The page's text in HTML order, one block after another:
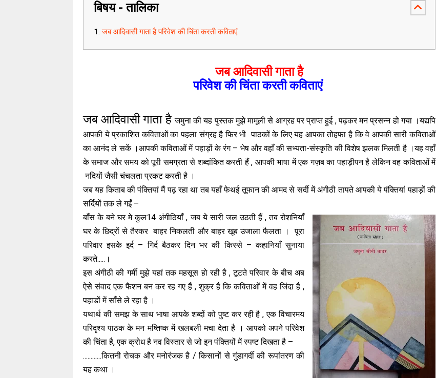
बिषय - तालिका
जब आदिवासी गाता है परिवेश की चिंता करती कविताएं
जब आदिवासी गाता है
परिवेश की चिंता करती कविताएं
जब आदिवासी गाता हैजमुना की यह पुस्तक मुझे मामूली से आग्रह पर प्राप्त हुई , पढ़कर मन प्रसन्न हो गया ।यद्यपि
आपकी ये प्रकाशित कविताओं का पहला संग्रह है फिर भी पाठकों के लिए यह आपका तोहफा है कि वे आपकी सारी कविताओं
का आनंद ले सकें ।आपकी कविताओं में पहाड़ों के रंग – भेष और वहाँ की सभ्यता-संस्कृति की विशेष झलक मिलती है ।यह वहाँ
के समाज और समय को पूरी समग्रता से शब्दांकित करती हैं , आपकी भाषा में एक गज़ब का पहाड़ीपन है लेकिन वह कविताओं में
नदियों जैसी चंचलता प्रकट करती है ।
जब यह किताब की पंक्तियां मैं पढ़ रहा था तब यहाँ फेथई तूफान की आमद से सर्दी में अंगीठी तापते आपकी ये पंक्तियां पहाड़ों की
सर्दियों तक ले गईं –
बाँस के बने घर मे कुल14 अंगीठियाँ , जब ये सारी जल उठती हैं , तब रोशनियाँ
घर के छिद्रों से तैरकर बाहर निकलती और बाहर खूब उजाला फैलता । पूरा
परिवार इसके इर्द – गिर्द बैठकर दिन भर की किस्से – कहानियाँ सुनाया
करते.....।
इस अंगीठी की गर्मी मुझे यहां तक महसूस हो रही है , टूटते परिवार के बीच अब
ऐसे संवाद एक फैशन बन कर रह गए हैं , शुक्र है कि कविताओं में वह जिंदा है ,
पहाडों में साँसे ले रहा है ।
यथार्थ की समझ के साथ भाषा आपके शब्दों को पुष्ट कर रही है , एक विचारमय
परिदृश्य पाठक के मन मष्तिष्क में खलबली मचा देता है । आपको अपने परिवेश
की चिंता है, एक क्रोध है नव विस्तार से जो इन पंक्तियों में स्पष्ट दिखता है –
............कितनी रोचक और मनोरंजक है / किसानों से गुंडागर्दी की रूपांतरण की
यह कथा ।